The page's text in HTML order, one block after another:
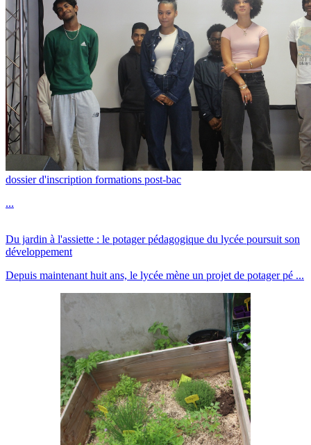
dossier d'inscription formations post-bac
...
Du jardin à l'assiette : le potager pédagogique du lycée poursuit son
développement
Depuis maintenant huit ans, le lycée mène un projet de potager pé ...